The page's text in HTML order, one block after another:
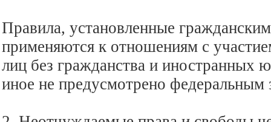
Правила, установленные
применяются к отношениям с
лиц без гражданства и иностранных
иное не предусмотрено федеральным